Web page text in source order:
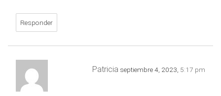
Responder
Patricia septiembre 4, 2023, 5:17 pm